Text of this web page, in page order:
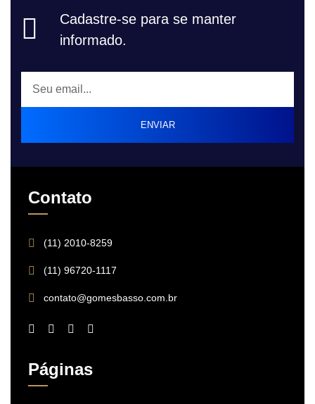
Cadastre-se para se manter
informado.
ENVIAR
Contato
(11) 2010-8259
(11) 96720-1117
contato@gomesbasso.com.br
Páginas